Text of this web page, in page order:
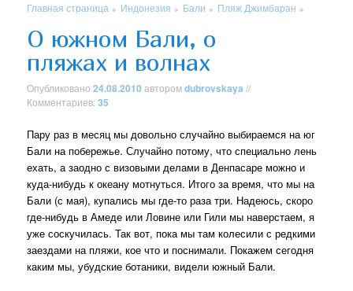
Главная страница » Индонезия » Бали » Пляж Джимбаран »
О южном Бали, о
пляжах и волнах
Опубликовано24.08.2010 авторомdubrovskaya //
Комментариев:35
Пару раз в месяц мы довольно случайно выбираемся на юг
Бали на побережье. Случайно потому, что специально лень
ехать, а заодно с визовыми делами в Денпасаре можно и
куда-нибудь к океану мотнуться. Итого за время, что мы на
Бали (с мая), купались мы где-то раза три. Надеюсь, скоро
где-нибудь в Амеде или Ловине или Гили мы наверстаем, я
уже соскучилась. Так вот, пока мы там колесили с редкими
заездами на пляжи, кое что и поснимали. Покажем сегодня
каким мы, убудские ботаники, видели южный Бали.